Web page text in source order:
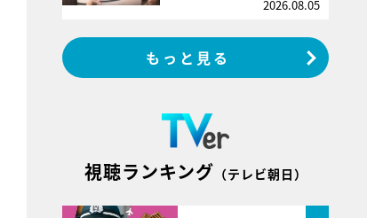
2026.08.05
もっと見る
視聴ランキング （テレビ朝日）